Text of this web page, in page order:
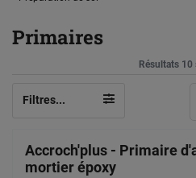
Primaires
Résultats 10
Filtres...
Accroch'plus - Primaire
mortier époxy